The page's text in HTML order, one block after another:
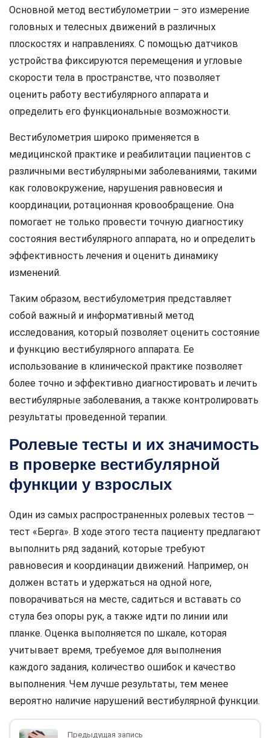
Основной метод вестибулометрии – это измерение
головных и телесных движений в различных
плоскостях и направлениях. С помощью датчиков
устройства фиксируются перемещения и угловые
скорости тела в пространстве, что позволяет
оценить работу вестибулярного аппарата и
определить его функциональные возможности.
Вестибулометрия широко применяется в
медицинской практике и реабилитации пациентов с
различными вестибулярными заболеваниями, такими
как головокружение, нарушения равновесия и
координации, ротационная кровообращение. Она
помогает не только провести точную диагностику
состояния вестибулярного аппарата, но и определить
эффективность лечения и оценить динамику
изменений.
Таким образом, вестибулометрия представляет
собой важный и информативный метод
исследования, который позволяет оценить состояние
и функцию вестибулярного аппарата. Ее
использование в клинической практике позволяет
более точно и эффективно диагностировать и лечить
вестибулярные заболевания, а также контролировать
результаты проведенной терапии.
Ролевые тесты и их значимость
в проверке вестибулярной
функции у взрослых
Один из самых распространенных ролевых тестов —
тест «Берга». В ходе этого теста пациенту предлагают
выполнить ряд заданий, которые требуют
равновесия и координации движений. Например, он
должен встать и удержаться на одной ноге,
поворачиваться на месте, садиться и вставать со
стула без опоры рук, а также идти по линии или
планке. Оценка выполняется по шкале, которая
учитывает время, требуемое для выполнения
каждого задания, количество ошибок и качество
выполнения. Чем лучше результаты, тем менее
вероятно наличие нарушений вестибулярной функции.
Предыдущая запись